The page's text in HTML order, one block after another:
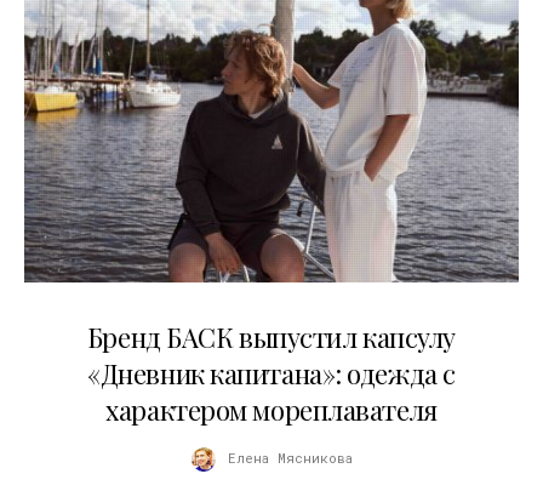
Бренд БАСК выпустил капсулу
«Дневник капитана»: одежда с
характером мореплавателя
Елена Мясникова